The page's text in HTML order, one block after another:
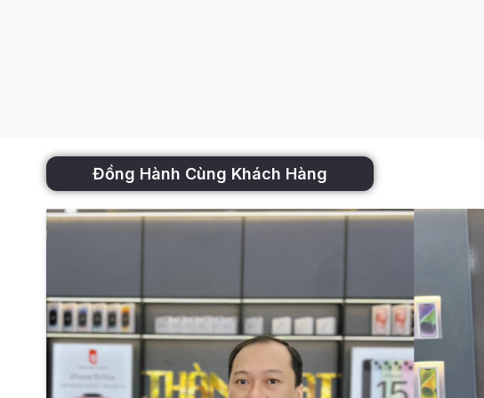
Chiếc flagship mới của Xiaomi sở hữu thiết kế bo tròn các cạnh, các góc
cấp của thiết bị.
Đồng Hành Cùng Khách Hàng